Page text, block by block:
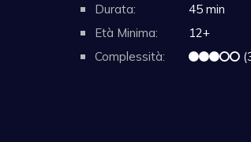
Durata:
45 min
Età Minima:
12+
Complessità: